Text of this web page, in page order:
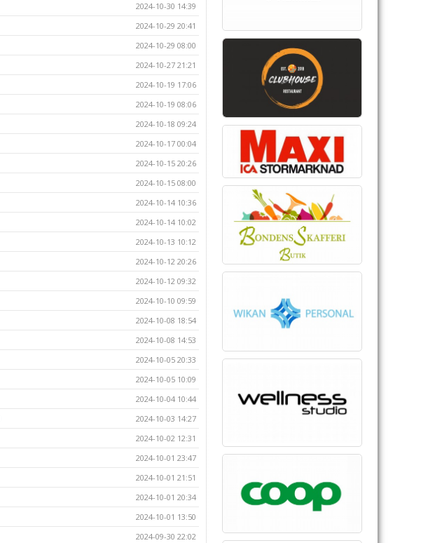
2024-10-30 14:39
2024-10-29 20:41
2024-10-29 08:00
2024-10-27 21:21
2024-10-19 17:06
2024-10-19 08:06
2024-10-18 09:24
2024-10-17 00:04
2024-10-15 20:26
2024-10-15 08:00
2024-10-14 10:36
2024-10-14 10:02
2024-10-13 10:12
2024-10-12 20:26
2024-10-12 09:32
2024-10-10 09:59
2024-10-08 18:54
2024-10-08 14:53
2024-10-05 20:33
2024-10-05 10:09
2024-10-04 10:44
2024-10-03 14:27
2024-10-02 12:31
2024-10-01 23:47
2024-10-01 21:51
2024-10-01 20:34
2024-10-01 13:50
2024-09-30 22:02